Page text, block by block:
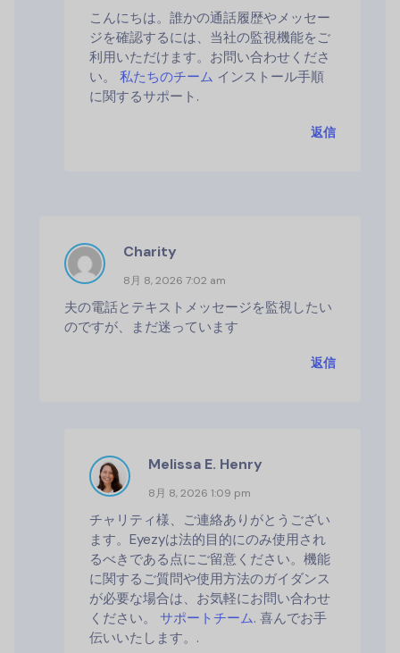
こんにちは。誰かの通話履歴やメッセー
ジを確認するには、当社の監視機能をご
利用いただけます。お問い合わせくださ
い。 私たちのチーム インストール手順
に関するサポート.
返信
Charity
8月 8, 2026 7:02 am
夫の電話とテキストメッセージを監視したい
のですが、まだ迷っています
返信
Melissa E. Henry
8月 8, 2026 1:09 pm
チャリティ様、ご連絡ありがとうござい
ます。Eyezyは法的目的にのみ使用され
るべきである点にご留意ください。機能
に関するご質問や使用方法のガイダンス
が必要な場合は、お気軽にお問い合わせ
ください。 サポートチーム. 喜んでお手
伝いいたします。.